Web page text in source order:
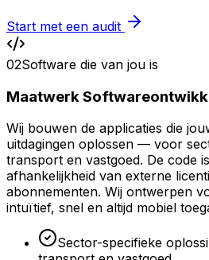
Start met een audit
02Software die van jou is
Maatwerk
Wij bouwen de applicaties die
uitdagingen oplossen — voor
transport en vastgoed. De code
afhankelijkheid van externe
abonnementen. Wij ontwerpen
intuïtief, snel en altijd mobiel
Sector-specifieke